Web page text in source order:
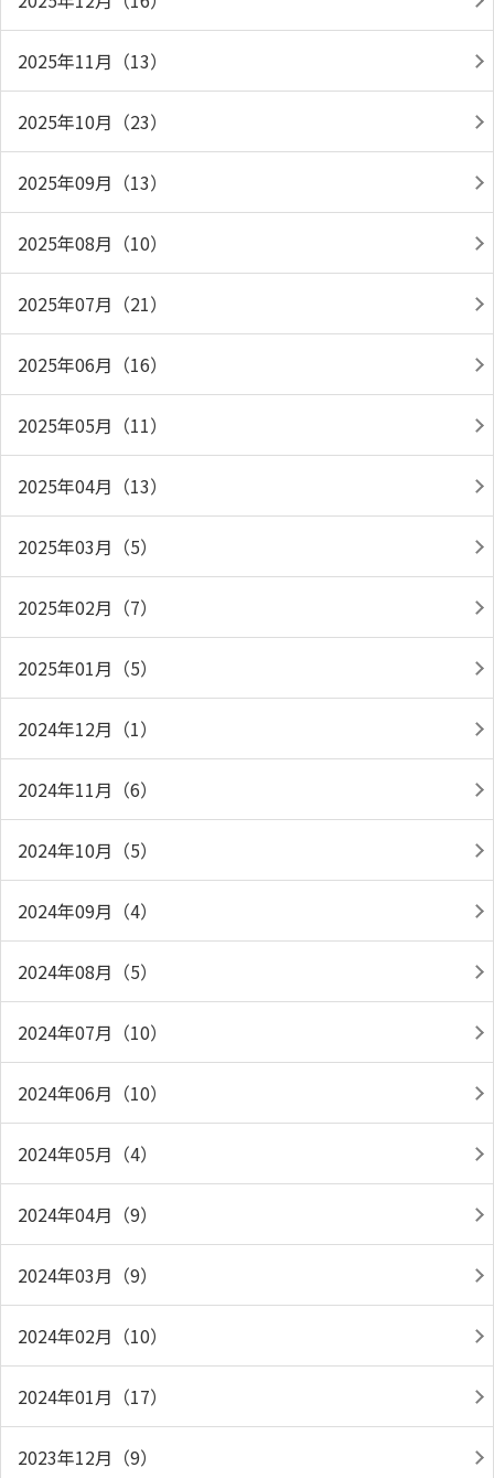
2025年11月（13）
2025年10月（23）
2025年09月（13）
2025年08月（10）
2025年07月（21）
2025年06月（16）
2025年05月（11）
2025年04月（13）
2025年03月（5）
2025年02月（7）
2025年01月（5）
2024年12月（1）
2024年11月（6）
2024年10月（5）
2024年09月（4）
2024年08月（5）
2024年07月（10）
2024年06月（10）
2024年05月（4）
2024年04月（9）
2024年03月（9）
2024年02月（10）
2024年01月（17）
2023年12月（9）